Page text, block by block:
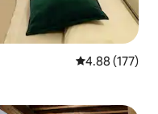
औसत रेटिंग 5 में से
4.88 (177)